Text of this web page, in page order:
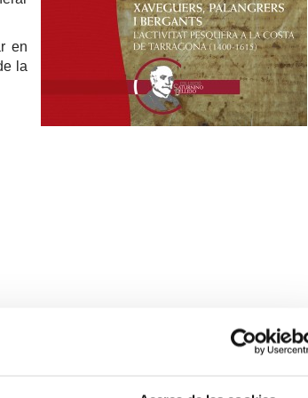
en
la
Següent >